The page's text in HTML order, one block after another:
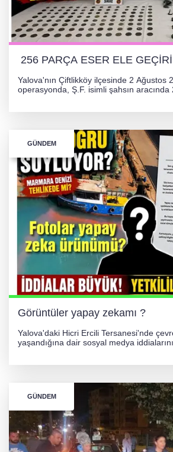
256 PARÇA ESER ELE
Yalova'nın Çiftlikköy ilçesinde 2 Ağustos
operasyonda, Ş.F. isimli şahsın
GÜNDEM
Görüntüler yapay zekamı ?
Yalova'daki Hicri Ercili Tersanesi'nde
yaşandığına dair sosyal medya
GÜNDEM